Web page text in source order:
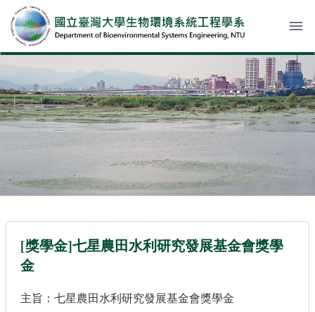
menu
[獎學金]七星農田水利研究發展基金會獎學
金
主旨：七星農田水利研究發展基金會獎學金